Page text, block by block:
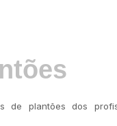
de plantões dos